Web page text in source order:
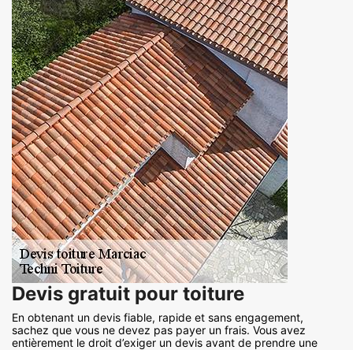
Devis gratuit pour toiture
En obtenant un devis fiable, rapide et sans engagement,
sachez que vous ne devez pas payer un frais. Vous avez
entièrement le droit d’exiger un devis avant de prendre une